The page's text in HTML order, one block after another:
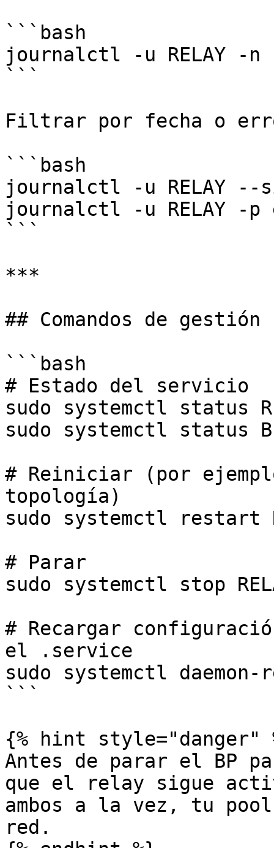
```bash
journalctl -u RELAY -n
```
Filtrar por fecha o
```bash
journalctl -u RELAY --
journalctl -u RELAY -p
```
***
## Comandos de
```bash
# Estado del servicio
sudo systemctl status
sudo systemctl status
# Reiniciar (por
topología)
sudo systemctl restart
# Parar
sudo systemctl stop
# Recargar
el .service
sudo systemctl daemon-
```
{% hint style="danger"
Antes de parar el BP
que el relay sigue
ambos a la vez, tu
red.